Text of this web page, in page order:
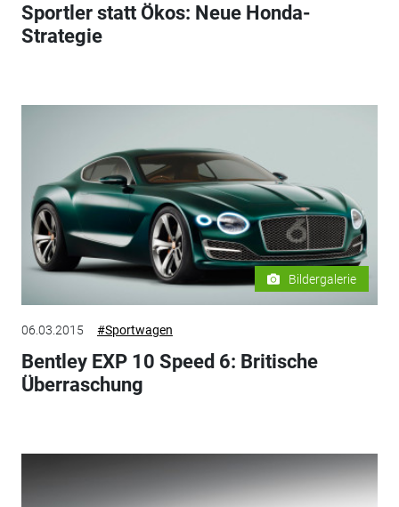
Sportler statt Ökos: Neue Honda-
Strategie
Bildergalerie
06.03.2015 #Sportwagen
Bentley EXP 10 Speed 6: Britische
Überraschung